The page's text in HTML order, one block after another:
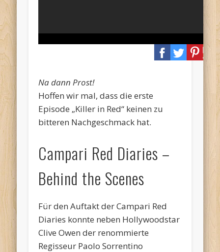
Na dann Prost!
Hoffen wir mal, dass die erste
Episode „Killer in Red“ keinen zu
bitteren Nachgeschmack hat.
Campari Red Diaries –
Behind the Scenes
Für den Auftakt der Campari Red
Diaries konnte neben Hollywoodstar
Clive Owen der renommierte
Regisseur Paolo Sorrentino